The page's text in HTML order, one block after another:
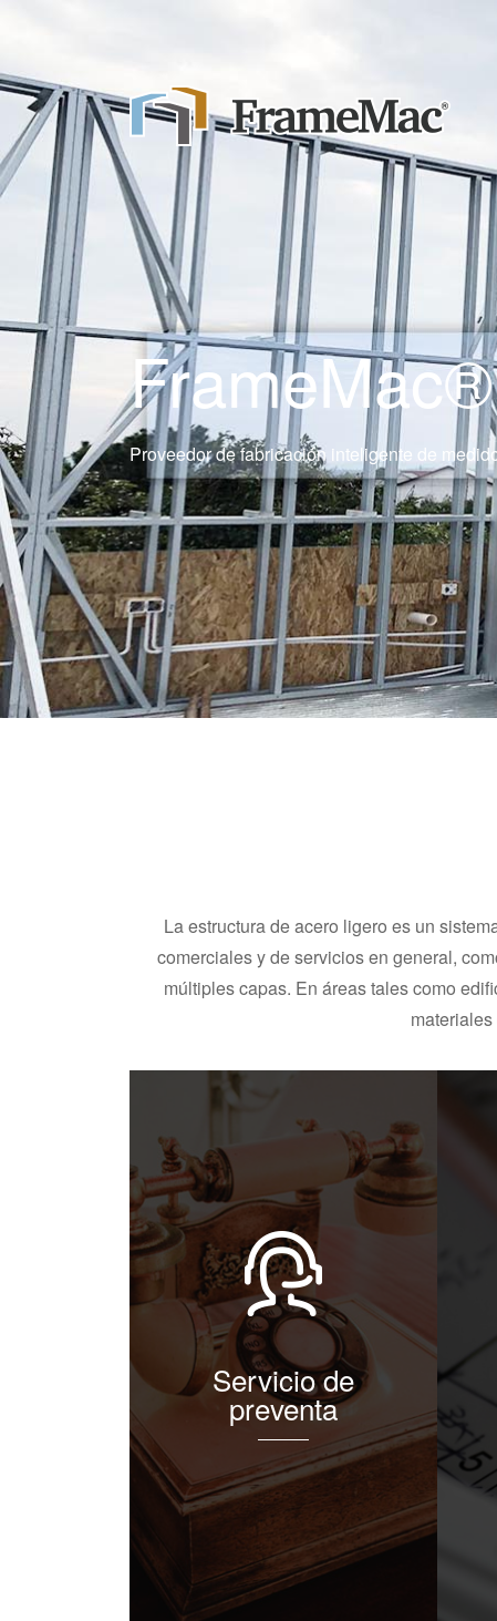
Proveedor de fabricación inteligente de
La estructura de acero ligero es un
comerciales y de servicios en general,
múltiples capas. En áreas tales como
Servicio de
preventa